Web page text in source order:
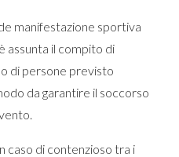
manifestazione sportiva
assunta il compito di
di persone previsto
da garantire il soccorso
caso di contenzioso tra i